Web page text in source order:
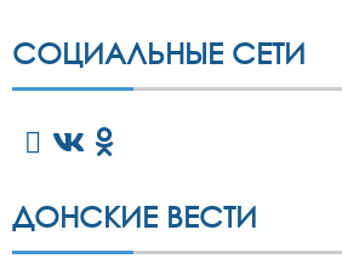
СОЦИАЛЬНЫЕ СЕТИ
ДОНСКИЕ ВЕСТИ